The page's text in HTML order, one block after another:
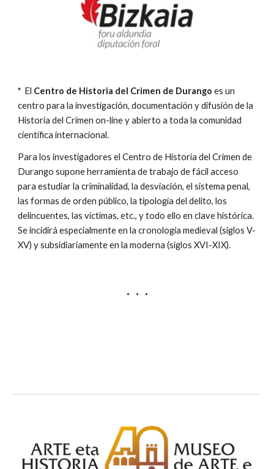
* El Centro de Historia del Crimen de Durango es un
centro para la investigación, documentación y difusión de la
Historia del Crimen on-line y abierto a toda la comunidad
científica internacional.
Para los investigadores el Centro de Historia del Crimen de
Durango supone herramienta de trabajo de fácil acceso
para estudiar la criminalidad, la desviación, el sistema penal,
las formas de orden público, la tipología del delito, los
delincuentes, las víctimas, etc., y todo ello en clave histórica.
Se incidirá especialmente en la cronología medieval (siglos V-
XV) y subsidiariamente en la moderna (siglos XVI-XIX).
*     *     *